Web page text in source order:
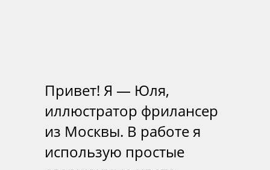
Привет! Я — Юля,
иллюстратор фрилансер
из Москвы. В работе я
использую простые